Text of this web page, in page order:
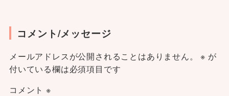
コメント/メッセージ
メールアドレスが公開されることはありません。 ※ が
付いている欄は必須項目です
コメント ※